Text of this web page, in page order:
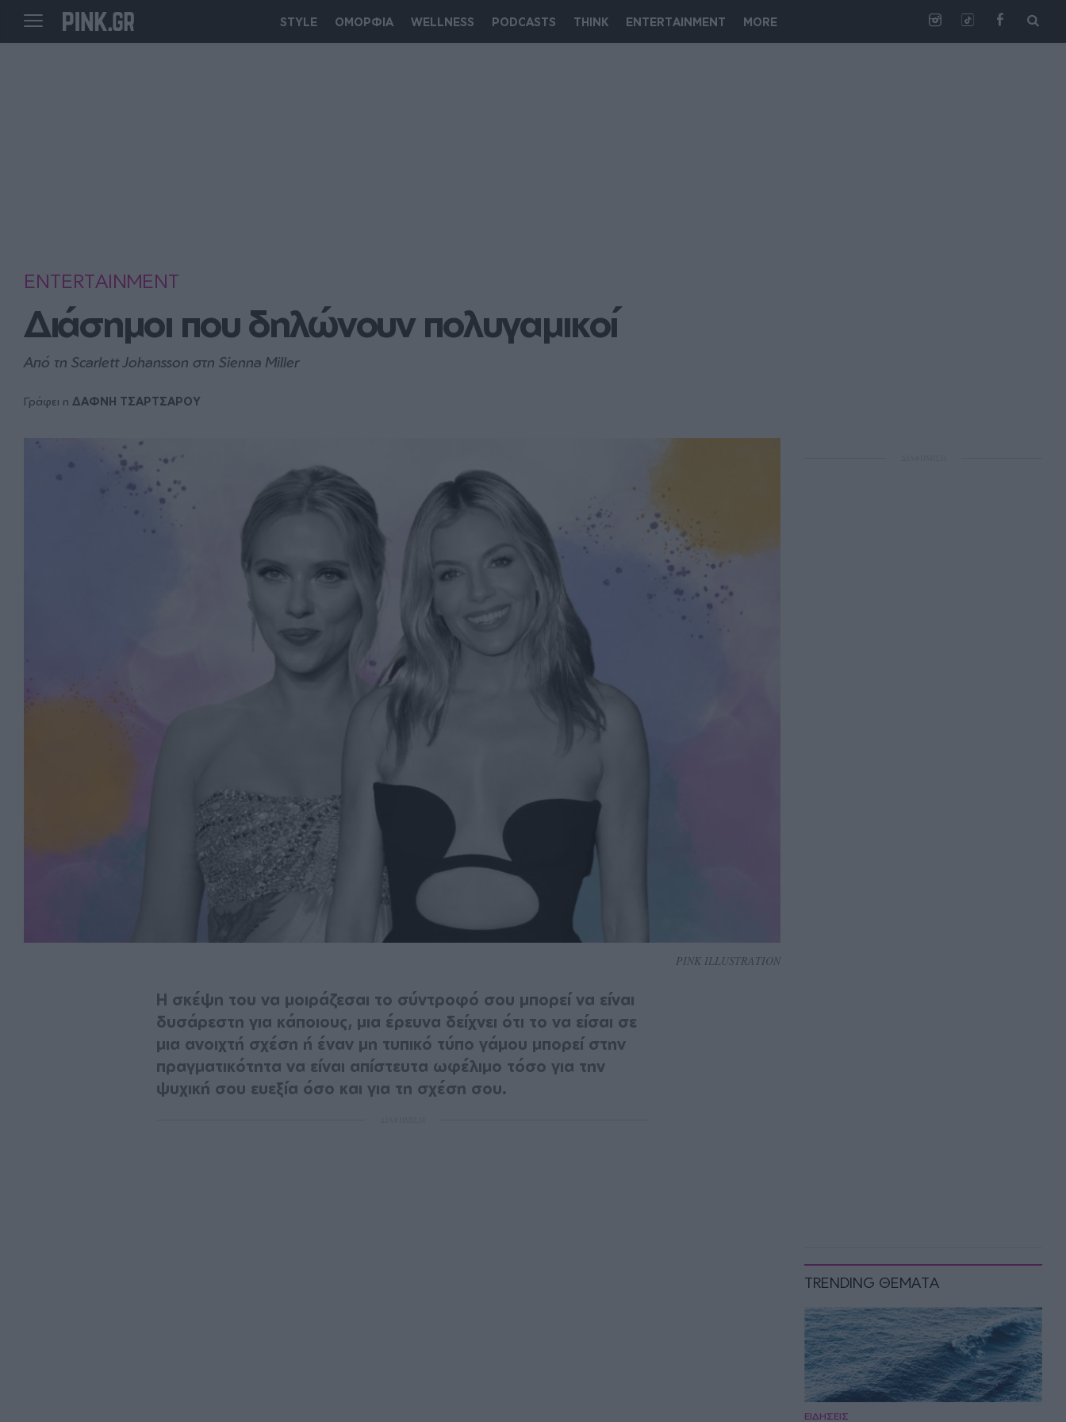
STYLE ΟΜΟΡΦΙΑ WELLNESS PODCASTS THINK ENTERTAINMENT MORE
ENTERTAINMENT
Διάσημοι που δηλώνουν πολυγαμικοί
Από τη Scarlett Johansson στη Sienna Miller
Γράφει η ΔΑΦΝΗ ΤΣΑΡΤΣΑΡΟΥ
TRENDING ΘΕΜΑΤΑ
ΕΙΔΗΣΕΙΣ
PINK ILLUSTRATION
Η σκέψη του να μοιράζεσαι το σύντροφό σου μπορεί να είναι
δυσάρεστη για κάποιους, μια έρευνα δείχνει ότι το να είσαι σε
μια ανοιχτή σχέση ή έναν μη τυπικό τύπο γάμου μπορεί στην
πραγματικότητα να είναι απίστευτα ωφέλιμο τόσο για την
ψυχική σου ευεξία όσο και για τη σχέση σου.